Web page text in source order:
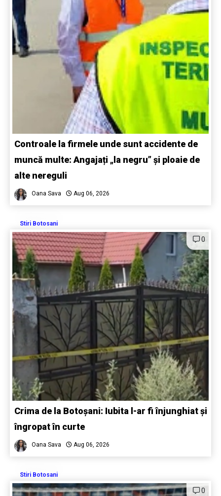
Controale la firmele unde sunt accidente de
muncă multe: Angajați „la negru” și ploaie de
alte nereguli
Oana Sava Aug 06, 2026
Stiri Botosani
0
Crima de la Botoșani: Iubita l-ar fi înjunghiat și
îngropat în curte
Oana Sava Aug 06, 2026
Stiri Botosani
0